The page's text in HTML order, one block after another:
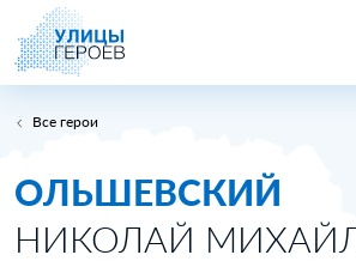
Все герои
ОЛЬШЕВСКИЙ
НИКОЛАЙ